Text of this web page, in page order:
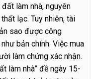
làm nhà, nguyên
lạc. Tuy nhiên, tài
sao được công
bản chính. Việc mua
làm chứng xác nhận.
làm nhà” đề ngày 15-